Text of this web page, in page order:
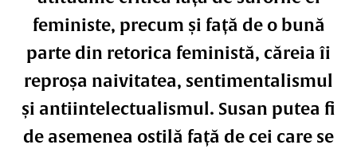
feministe, precum și față de o bună
parte din retorica feministă, căreia îi
reproșa naivitatea, sentimentalismul
și antiintelectualismul. Susan putea fi
de asemenea ostilă față de cei care se